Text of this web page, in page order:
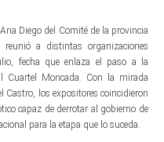
Diego del Comité de la provincia
a distintas organizaciones
fecha que enlaza el paso a la
Cuartel Moncada. Con la mirada
Castro, los expositores coincidieron
capaz de derrotar al gobierno de
para la etapa que lo suceda.